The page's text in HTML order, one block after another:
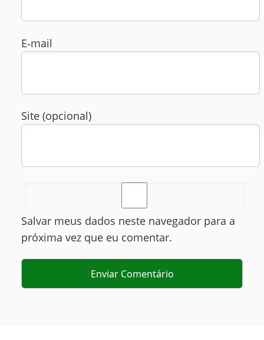
E‑mail
Site (opcional)
Salvar meus dados neste navegador para a
próxima vez que eu comentar.